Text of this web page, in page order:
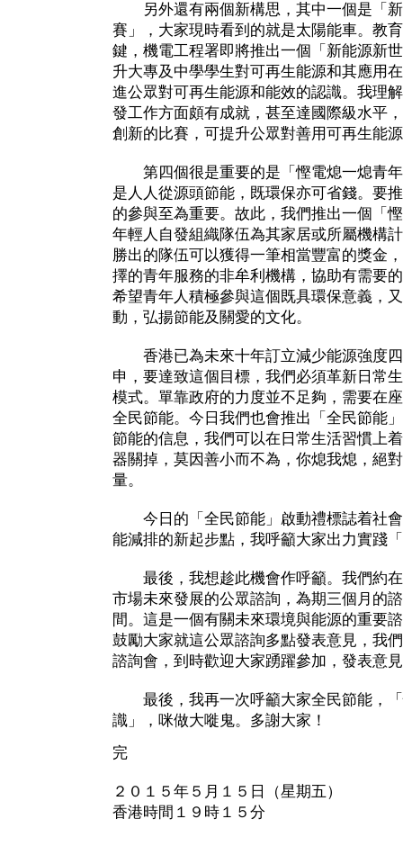
另外還有兩個新構思，其中一個是「新
賽」，大家現時看到的就是太陽能車。教
鍵，機電工程署即將推出一個「新能源新
升大專及中學學生對可再生能源和其應用
進公眾對可再生能源和能效的認識。我理
發工作方面頗有成就，甚至達國際級水平
創新的比賽，可提升公眾對善用可再生能
第四個很是重要的是「慳電熄一熄青年
是人人從源頭節能，既環保亦可省錢。要
的參與至為重要。故此，我們推出一個「
年輕人自發組織隊伍為其家居或所屬機構
勝出的隊伍可以獲得一筆相當豐富的獎金
擇的青年服務的非牟利機構，協助有需要
希望青年人積極參與這個既具環保意義，
動，弘揚節能及關愛的文化。
香港已為未來十年訂立減少能源強度四
申，要達致這個目標，我們必須革新日常
模式。單靠政府的力度並不足夠，需要在
全民節能。今日我們也會推出「全民節能
節能的信息，我們可以在日常生活習慣上
器關掉，莫因善小而不為，你熄我熄，絕
量。
今日的「全民節能」啟動禮標誌着社會
能減排的新起步點，我呼籲大家出力實踐
最後，我想趁此機會作呼籲。我們約在
市場未來發展的公眾諮詢，為期三個月的
間。這是一個有關未來環境與能源的重要
鼓勵大家就這公眾諮詢多點發表意見，我
諮詢會，到時歡迎大家踴躍參加，發表意
最後，我再一次呼籲大家全民節能，
識」，咪做大嘥鬼。多謝大家！
完
２０１５年５月１５日（星期五）
香港時間１９時１５分